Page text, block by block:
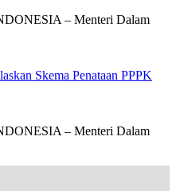
– Menteri Dalam
Skema Penataan PPPK
– Menteri Dalam